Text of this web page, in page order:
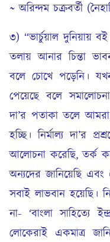
~ অরিন্দম চক্রবর্তী
৩) “ভার্চুয়াল দুনিয়ায়
তলায় আনার চিন্তা
বলে চোখে পড়েনি।
পেয়েছে বলে
দা’র পতাকা তলে
হচ্ছি। নির্মাল্য দা’র
আলোচনা করেছি, তর্ক
অন্যদের জানিয়েছি
সবাই লাভবান হয়েছি।
না- ‘বাংলা সাহিত্যে
লোকেরাই একমাত্র